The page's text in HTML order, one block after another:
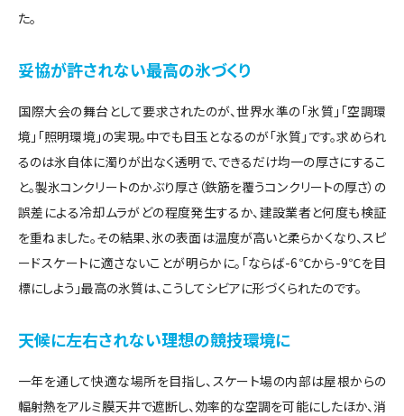
た。
妥協が許されない最高の氷づくり
国際大会の舞台として要求されたのが、世界水準の「氷質」「空調環
境」「照明環境」の実現。中でも目玉となるのが「氷質」です。求められ
るのは氷自体に濁りが出なく透明で、できるだけ均一の厚さにするこ
と。製氷コンクリートのかぶり厚さ（鉄筋を覆うコンクリートの厚さ）の
誤差による冷却ムラがどの程度発生するか、建設業者と何度も検証
を重ねました。その結果、氷の表面は温度が高いと柔らかくなり、スピ
ードスケートに適さないことが明らかに。「ならば-6℃から-9℃を目
標にしよう」最高の氷質は、こうしてシビアに形づくられたのです。
天候に左右されない理想の競技環境に
一年を通して快適な場所を目指し、スケート場の内部は屋根からの
輻射熱をアルミ膜天井で遮断し、効率的な空調を可能にしたほか、消